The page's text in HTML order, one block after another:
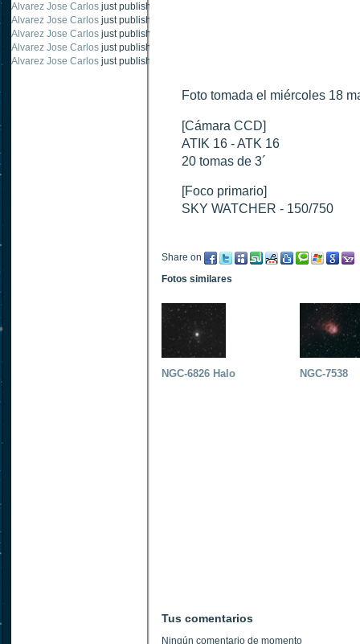
Alvarez Jose Carlos just published "
Alvarez Jose Carlos just published "
Alvarez Jose Carlos just published "
Alvarez Jose Carlos just published "
Alvarez Jose Carlos just published "
Foto tomada el miércoles 18
[Cámara CCD]
ATIK 16 - ATK 16
20 tomas de 3´
[Foco primario]
SKY WATCHER - 150/750
Share on
Fotos similares
NGC-6826 Halo NGC-7538
Tus comentarios
Ningún comentario de momento